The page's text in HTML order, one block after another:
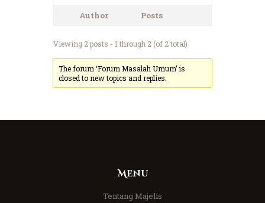
Author Posts
Viewing 2 posts - 1 through 2 (of 2 total)
The forum ‘Forum Masalah Umum’ is
closed to new topics and replies.
Menu
Tentang Majelis